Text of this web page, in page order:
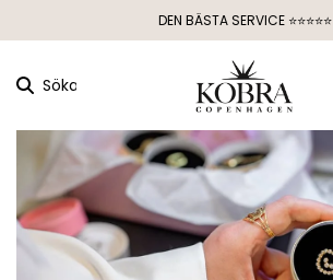
DEN BÄSTA SERVICE ⭐⭐⭐⭐⭐
Söka